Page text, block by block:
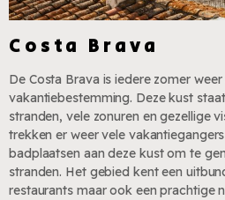
Costa Brava
De Costa Brava is iedere zomer
vakantiebestemming. Deze kust
stranden, vele zonuren en gezellige
trekken er weer vele
badplaatsen aan deze kust om te
stranden. Het gebied kent een
restaurants maar ook een prachtige